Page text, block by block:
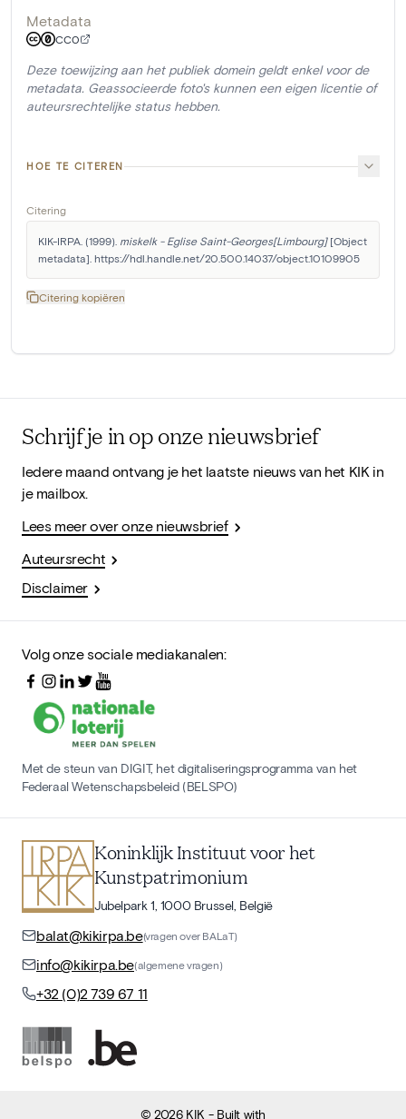
Metadata
CC0
Deze toewijzing aan het publiek domein geldt enkel voor de
metadata. Geassocieerde foto's kunnen een eigen licentie of
auteursrechtelijke status hebben.
HOE TE CITEREN
Citering
KIK-IRPA. (1999). miskelk - Eglise Saint-Georges[Limbourg] [Object
metadata]. https://hdl.handle.net/20.500.14037/object.10109905
Citering kopiëren
Schrijf je in op onze nieuwsbrief
Iedere maand ontvang je het laatste nieuws van het KIK in
je mailbox.
Lees meer over onze nieuwsbrief
Auteursrecht
Disclaimer
Volg onze sociale mediakanalen:
Met de steun van DIGIT, het digitaliseringsprogramma van het
Federaal Wetenschapsbeleid (BELSPO)
Koninklijk Instituut voor het
Kunstpatrimonium
Jubelpark 1, 1000 Brussel, België
balat@kikirpa.be(vragen over BALaT)
info@kikirpa.be(algemene vragen)
+32 (0)2 739 67 11
©2026 KIK - Built with